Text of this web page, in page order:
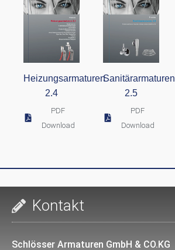
Heizungsarmaturen
2.4
PDF
Download
Sanitärarmaturen
2.5
PDF
Download
Kontakt
Schlösser Armaturen GmbH & CO.KG